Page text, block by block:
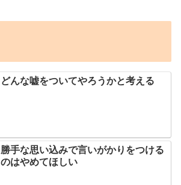
どんな嘘をついてやろうかと考える
勝手な思い込みで言いがかりをつける
のはやめてほしい